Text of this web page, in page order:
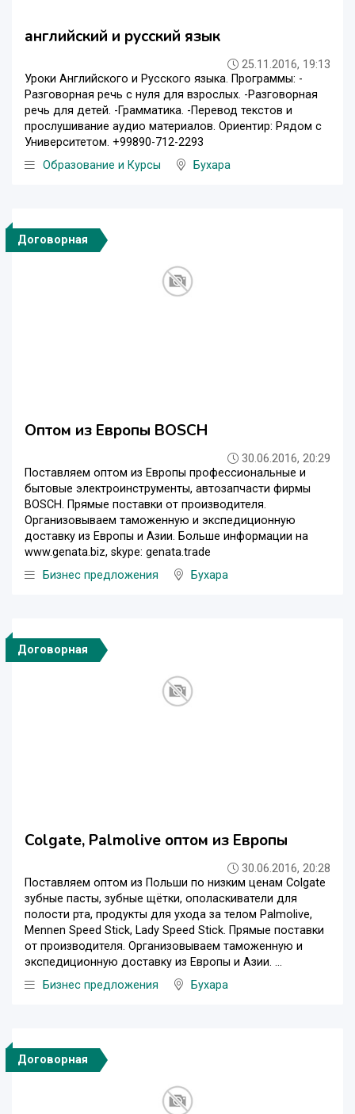
английский и русский язык
25.11.2016, 19:13
Уроки Английского и Русского языка. Программы: -
Разговорная речь с нуля для взрослых. -Разговорная
речь для детей. -Грамматика. -Перевод текстов и
прослушивание аудио материалов. Ориентир: Рядом с
Университетом. +99890-712-2293
Образование и Курсы
Бухара
Договорная
Оптом из Европы BOSCH
30.06.2016, 20:29
Поставляем оптом из Европы профессиональные и
бытовые электроинструменты, автозапчасти фирмы
BOSCH. Прямые поставки от производителя.
Организовываем таможенную и экспедиционную
доставку из Европы и Азии. Больше информации на
www.genata.biz, skype: genata.trade
Бизнес предложения
Бухара
Договорная
Colgate, Palmolive оптом из Европы
30.06.2016, 20:28
Поставляем оптом из Польши по низким ценам Colgate
зубные пасты, зубные щётки, ополаскиватели для
полости рта, продукты для ухода за телом Palmolive,
Mennen Speed Stick, Lady Speed Stick. Прямые поставки
от производителя. Организовываем таможенную и
экспедиционную доставку из Европы и Азии. ...
Бизнес предложения
Бухара
Договорная